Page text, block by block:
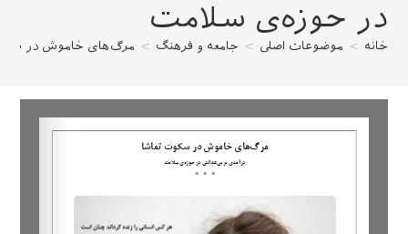
در حوزه‌ی سلامت
خانه > موضوعات اصلی > جامعه و فرهنگ > مرگ‌های خاموش در